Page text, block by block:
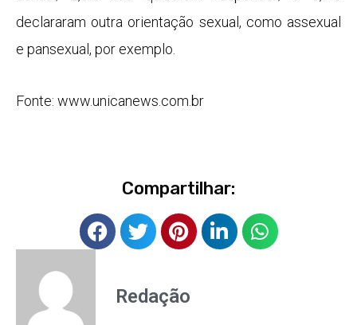
declararam outra orientação sexual, como assexual
e pansexual, por exemplo.
Fonte: www.unicanews.com.br
Compartilhar:
Redação